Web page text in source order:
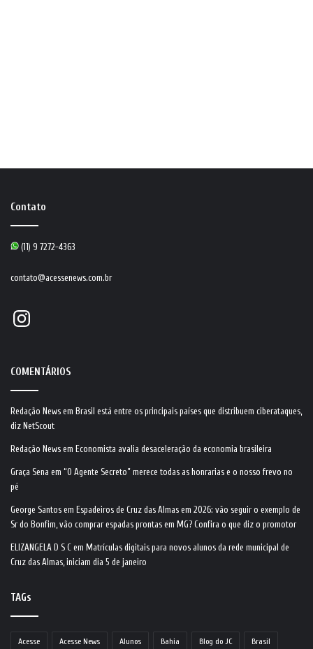
Contato
(11) 9 7272-4363
contato@acessenews.com.br
Instagram
COMENTÁRIOS
Redação News em Brasil está entre os principais países que distribuem ciberataques,
diz NetScout
Redação News em Economista avalia desaceleração da economia brasileira
Graça Sena em “O Agente Secreto” merece todas as honrarias e o nosso frevo no
pé
George Santos em Espadeiros de Cruz das Almas em 2026: vão seguir o exemplo de
Sr do Bonfim, vão comprar espadas prontas em MG? Confira o que diz o promotor
ELIZANGELA D S C em Matrículas digitais para novos alunos da rede municipal de
Cruz das Almas, iniciam dia 5 de janeiro
TAGs
Acesse Acesse News Alunos Bahia Blog do JC Brasil